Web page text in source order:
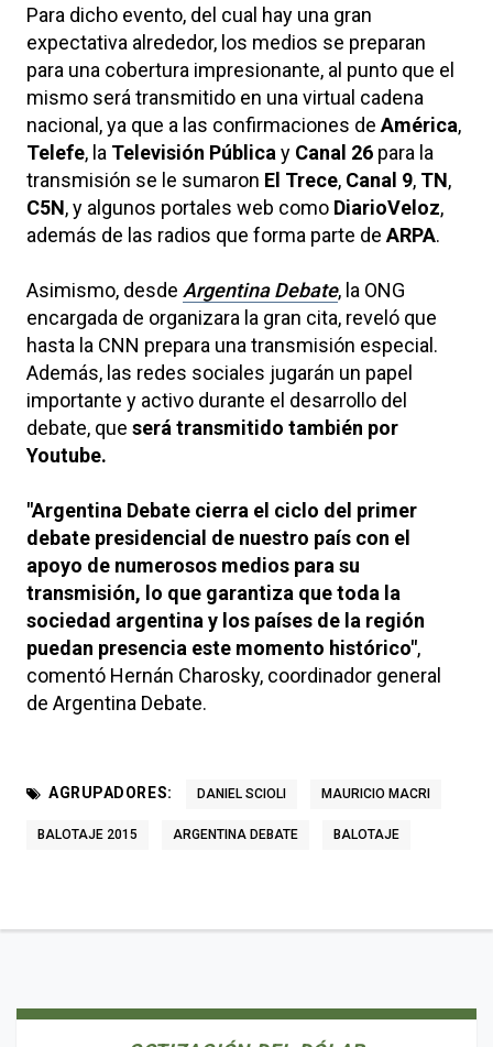
Para dicho evento, del cual hay una gran
expectativa alrededor, los medios se preparan
para una cobertura impresionante, al punto que el
mismo será transmitido en una virtual cadena
nacional, ya que a las confirmaciones de América,
Telefe, la Televisión Pública y Canal 26 para la
transmisión se le sumaron El Trece, Canal 9, TN,
C5N, y algunos portales web como DiarioVeloz,
además de las radios que forma parte de ARPA.
Asimismo, desde Argentina Debate, la ONG
encargada de organizara la gran cita, reveló que
hasta la CNN prepara una transmisión especial.
Además, las redes sociales jugarán un papel
importante y activo durante el desarrollo del
debate, que será transmitido también por
Youtube.
"Argentina Debate cierra el ciclo del primer
debate presidencial de nuestro país con el
apoyo de numerosos medios para su
transmisión, lo que garantiza que toda la
sociedad argentina y los países de la región
puedan presencia este momento histórico",
comentó Hernán Charosky, coordinador general
de Argentina Debate.
AGRUPADORES: DANIEL SCIOLI MAURICIO MACRI
BALOTAJE 2015 ARGENTINA DEBATE BALOTAJE